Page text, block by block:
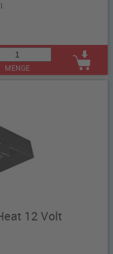
MENGE
12 Volt